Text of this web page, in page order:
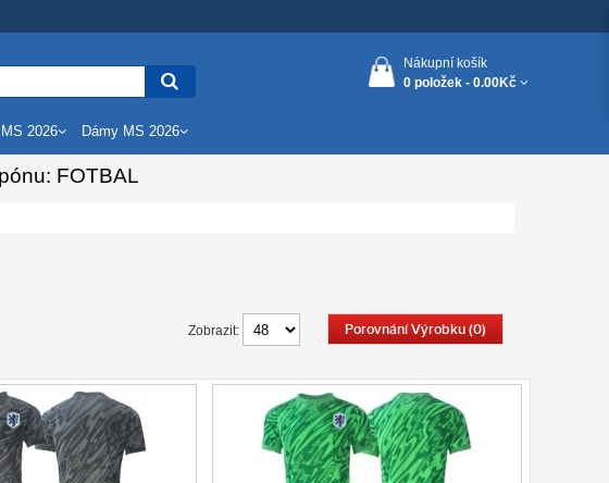
Nákupní košík
0 položek - 0.00Kč
2026 Dámy MS 2026
FOTBAL
Porovnání Výrobku (0)
Zobrazit: